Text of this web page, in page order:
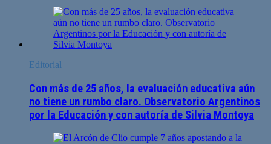
Editorial
Con más de 25 años, la evaluación educativa aún
no tiene un rumbo claro. Observatorio Argentinos
por la Educación y con autoría de Silvia Montoya